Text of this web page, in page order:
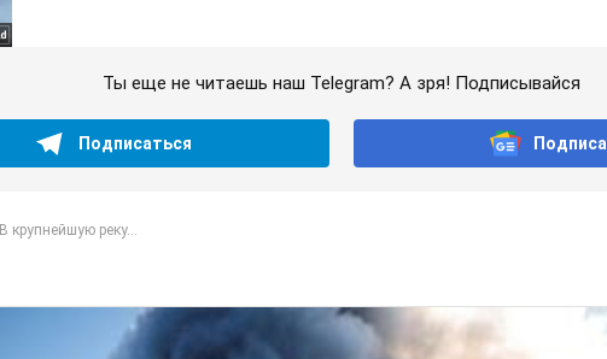
Ты еще не читаешь наш Telegram? А зря! Подписывайся
Подписаться
В крупнейшую реку...